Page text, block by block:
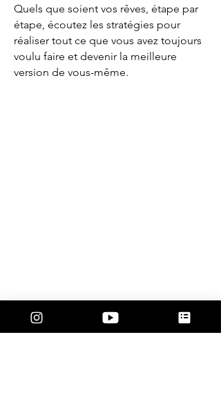
Quels que soient vos rêves, étape par
étape, écoutez les stratégies pour
réaliser tout ce que vous avez toujours
voulu faire et devenir la meilleure
version de vous-même.